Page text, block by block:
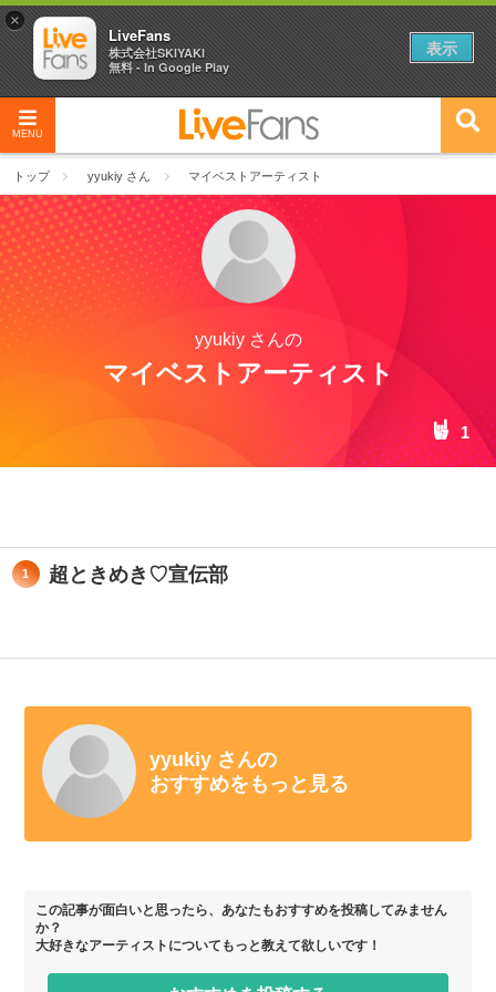
MENU
トップ yyukiy さん マイベストアーティスト
yyukiy さんの
マイベストアーティスト
1
1 超ときめき♡宣伝部
yyukiy さんの
おすすめをもっと見る
この記事が面白いと思ったら、あなたもおすすめを投稿してみません
か？
大好きなアーティストについてもっと教えて欲しいです！
×
LiveFans
株式会社SKIYAKI
無料 - In Google Play
表示